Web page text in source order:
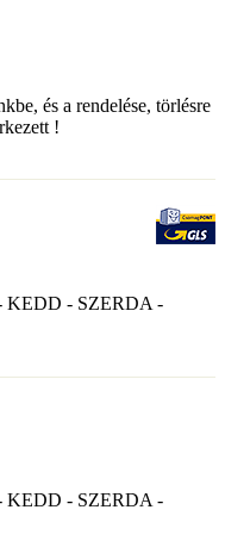
és a rendelése, törlésre
!
- KEDD - SZERDA -
- KEDD - SZERDA -